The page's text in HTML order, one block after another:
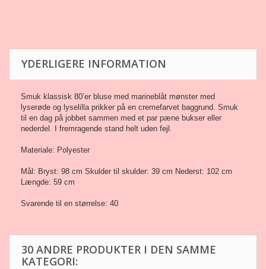
YDERLIGERE INFORMATION
Smuk klassisk 80’er bluse med marineblåt mønster med
lyserøde og lyselilla prikker på en cremefarvet baggrund. Smuk
til en dag på jobbet sammen med et par pæne bukser eller
nederdel. I fremragende stand helt uden fejl.
Materiale: Polyester
Mål: Bryst: 98 cm Skulder til skulder: 39 cm Nederst: 102 cm
Længde: 59 cm
Svarende til en størrelse: 40
30 ANDRE PRODUKTER I DEN SAMME
KATEGORI: